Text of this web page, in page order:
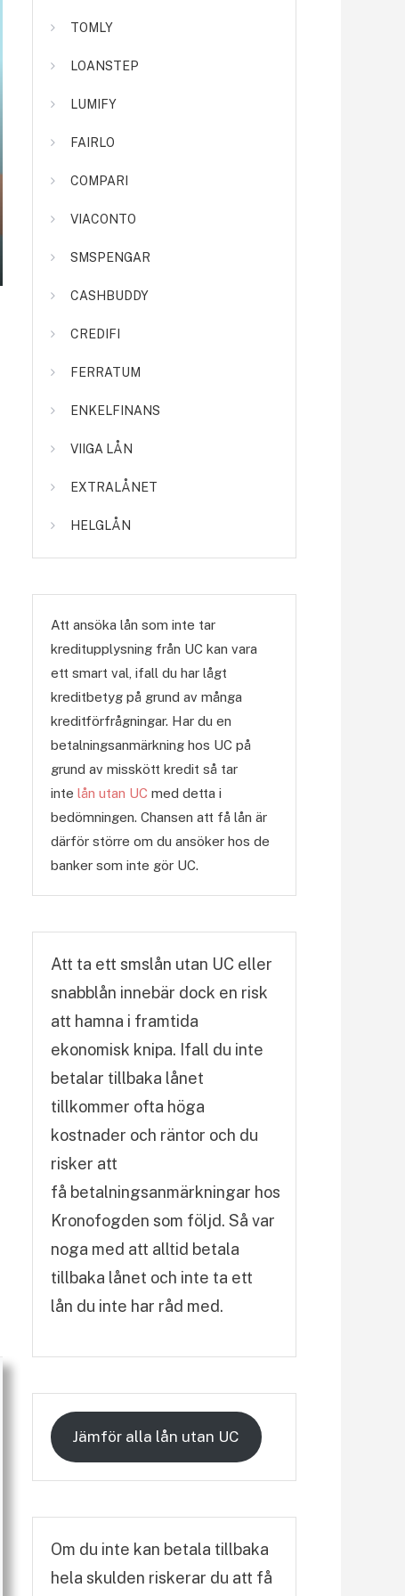
TOMLY
LOANSTEP
LUMIFY
FAIRLO
COMPARI
VIACONTO
SMSPENGAR
CASHBUDDY
CREDIFI
FERRATUM
ENKELFINANS
VIIGA LÅN
EXTRALÅNET
HELGLÅN
Att ansöka lån som inte tar
kreditupplysning från UC kan vara
ett smart val, ifall du har lågt
kreditbetyg på grund av många
kreditförfrågningar. Har du en
betalningsanmärkning hos UC på
grund av misskött kredit så tar
inte lån utan UC med detta i
bedömningen. Chansen att få lån är
därför större om du ansöker hos de
banker som inte gör UC.
Att ta ett smslån utan UC eller
snabblån innebär dock en risk
att hamna i framtida
ekonomisk knipa. Ifall du inte
betalar tillbaka lånet
tillkommer ofta höga
kostnader och räntor och du
risker att
få betalningsanmärkningar hos
Kronofogden som följd. Så var
noga med att alltid betala
tillbaka lånet och inte ta ett
lån du inte har råd med.
Jämför alla lån utan UC
Om du inte kan betala tillbaka
hela skulden riskerar du att få